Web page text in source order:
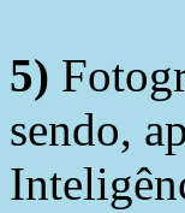
5)
sendo,